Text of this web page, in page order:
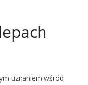
uznaniem wśród